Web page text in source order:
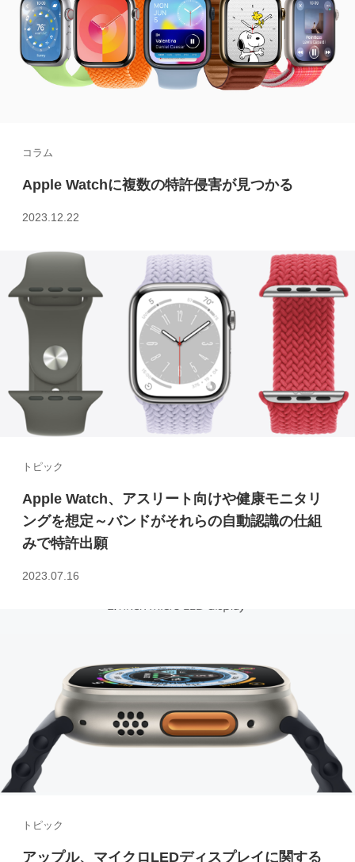
コラム
Apple Watchに複数の特許侵害が見つかる
2023.12.22
トピック
Apple Watch、アスリート向けや健康モニタリ
ングを想定～バンドがそれらの自動認識の仕組
みで特許出願
2023.07.16
トピック
アップル、マイクロLEDディスプレイに関する